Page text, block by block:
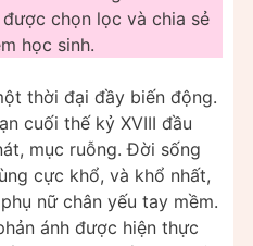
chọn lọc và chia sẻ
học sinh.
thời đại đầy biến động.
cuối thế kỷ XVIII đầu
mục ruỗng. Đời sống
cực khổ, và khổ nhất,
nữ chân yếu tay mềm.
ánh được hiện thực